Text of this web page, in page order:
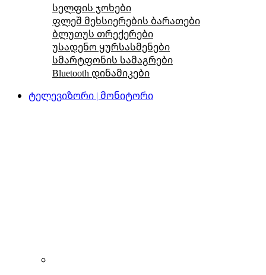
სელფის ჯოხები
ფლეშ მეხსიერების ბარათები
ბლუთუს თრექერები
უსადენო ყურსასმენები
სმარტფონის სამაგრები
Bluetooth დინამიკები
ტელევიზორი | მონიტორი